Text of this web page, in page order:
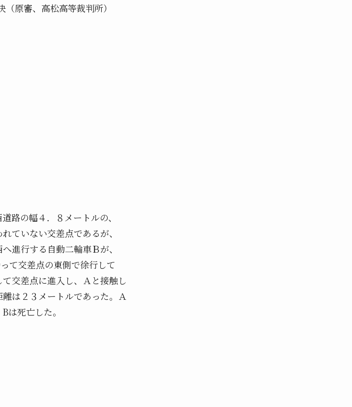
原審、高松高等裁判所）
路の幅４．８メートルの、
ていない交差点であるが、
進行する自動二輪車Ｂが、
て交差点の東側で徐行して
交差点に進入し、Ａと接触し
は２３メートルであった。Ａ
は死亡した。